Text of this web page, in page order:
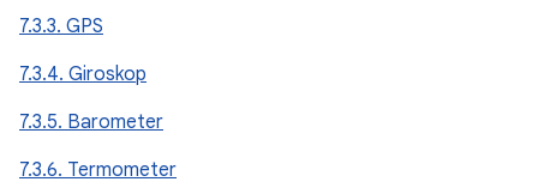
7.3.3. GPS
7.3.4. Giroskop
7.3.5. Barometer
7.3.6. Termometer